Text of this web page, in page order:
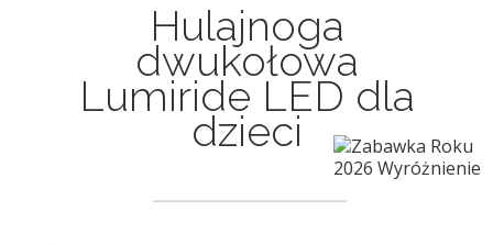
Hulajnoga
dwukołowa
Lumiride LED dla
dzieci